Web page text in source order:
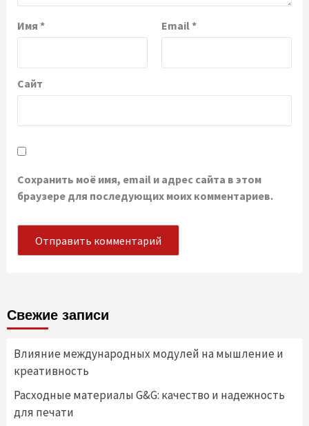
Имя * Email*
Сайт
Сохранить моё имя, email и адрес сайта в этом
браузере для последующих моих комментариев.
Свежие записи
Влияние международных модулей на мышление и
креативность
Расходные материалы G&G: качество и надежность
для печати